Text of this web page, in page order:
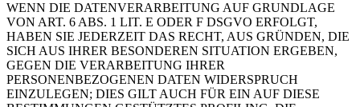
WENN DIE DATENVERARBEITUNG AUF GRUNDLAGE
VON ART. 6 ABS. 1 LIT. E ODER F DSGVO ERFOLGT,
HABEN SIE JEDERZEIT DAS RECHT, AUS GRÜNDEN, DIE
SICH AUS IHRER BESONDEREN SITUATION ERGEBEN,
GEGEN DIE VERARBEITUNG IHRER
PERSONENBEZOGENEN DATEN WIDERSPRUCH
EINZULEGEN; DIES GILT AUCH FÜR EIN AUF DIESE